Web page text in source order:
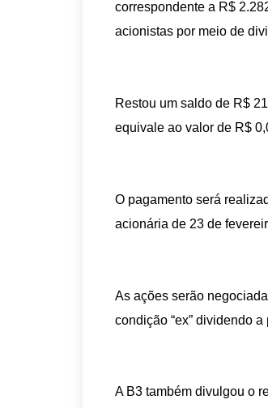
correspondente a R$
acionistas por meio de
Restou um saldo de R$
equivale ao valor de R$
O pagamento será
acionária de 23 de
As ações serão
condição “ex” dividendo
A B3 também divulgou o